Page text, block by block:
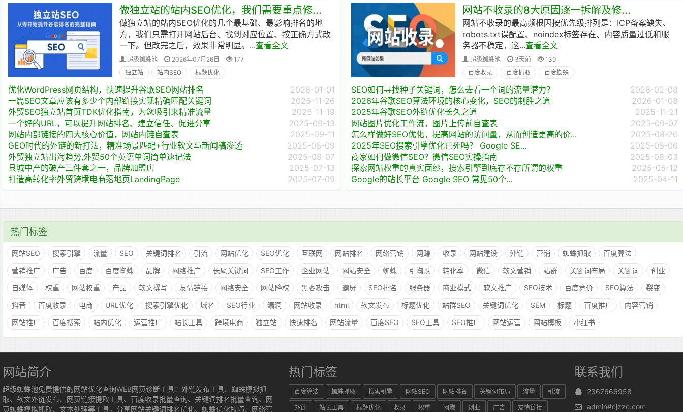
做独立站的站内SEO优化，我们需要重点修...
做独立站的站内SEO优化的几个最基础、最影响排名的地
方，我们只需打开网站后台、找到对应位置、按正确方式改
一下。但改完之后，效果非常明显。...查看全文
超级蜘蛛池 2026年07月26日
177
独立站
站内SEO 标题优化
优化WordPress网页结构，快速提升谷歌SEO网站排名
2026-01-01
一篇SEO文章应该有多少个内部链接实现精确匹配关键词
2025-11-26
外贸SEO独立站首页TDK优化指南，为您吸引来精准流量
2025-11-19
一个好的URL，可以提升网站排名、建立信任、促进分享
2025-09-13
网站内部链接的四大核心价值，网站内链自查表
2025-09-11
GEO时代的外链的新打法，精准场景匹配+行业软文与新闻稿渗透
2025-08-09
外贸独立站出海趋势,外贸50个英语单词简单速记法
2025-08-07
县城中产的破产三件套之一，品牌加盟店
2025-07-13
打造高转化率外贸跨境电商落地页LandingPage
2025-07-09
网站不收录的8大原因逐一拆解及修...
网站不收录的最高频根因按优先级排列是：ICP备案缺失、
robots.txt误配置、noindex标签存在、内容质量过低和服
务器不稳定，这...查看全文
超级蜘蛛池 3天前
139
百度收录
百度抓取 百度蜘蛛
SEO如何寻找种子关键词，怎么去看一个词的流量潜力？
2026-02-08
2026年谷歌SEO算法环境的核心变化，SEO的制胜之道
2026-01-08
2025年谷歌SEO外链优化长久之道
2025-11-21
网站图片优化工作流，图片上传前自查表
2025-09-07
怎么样做好SEO优化，提高网站的访问量，从而创造更高的价...
2025-08-20
2025年SEO搜索引擎优化已死吗？ Google SE...
2025-08-06
商家如何做微信SEO？微信SEO实操指南
2025-08-03
探索网站权重的真实面纱，搜索引擎到底存不存所谓的权重
2025-05-12
Google的站长平台 Google SEO 常见50个...
2025-04-11
热门标签
网站SEO 搜索引擎 流量 SEO 关键词排名 引流 网站优化 SEO优化 互联网 网站排名 网络营销 网赚 收录 网站建设 外链 营销 蜘蛛抓取
百度算法
营销推广
广告 百度 百度蜘蛛 品牌 网络推广 长尾关键词 SEO工作 企业网站 网站安全 蜘蛛 引蜘蛛 转化率 微信 软文营销 站群 关键词布局 关键词
创业
自媒体
权重 网站权重 产品 软文撰写 友情链接 网络安全 网站降权 黑客攻击 霸屏 SEO排名 服务器 商业模式 软文推广 SEO技术 百度竞价 SEO算法
裂变
抖音
百度收录 电商 URL优化 搜索引擎优化 域名 SEO行业 漏洞 网站收录 html 软文发布 标题优化 站群SEO 关键词优化 SEM 标题 百度推广
内容营销
网站推广
百度搜索 站内优化 运营推广 站长工具 跨境电商 独立站 快速排名 网站流量 百度SEO SEO工具 SEO推广 网站运营 网站模板 小红书
网站简介
超级蜘蛛池免费提供的网站优化查询WEB网页诊断工具：外链发布工具、蜘蛛模拟抓
取、软文外链发布、网页链接提取工具、百度收录批量查询、关键词排名批量查询、网
页蜘蛛模拟抓取、文本处理等工具，分享网站关键词排名优化、蜘蛛优化技巧、网络营
热门标签
百度算法 蜘蛛抓取 搜索引擎 网站SEO 网站排名 关键词布局 流量 引流
外链 站长工具 标题优化 收录 权重 网赚 创业 广告 友情链接
联系我们
2367666958
admin#cjzzc.com